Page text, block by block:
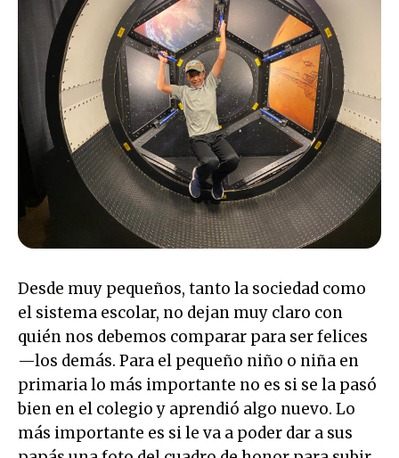
Desde muy pequeños, tanto la sociedad como
el sistema escolar, no dejan muy claro con
quién nos debemos comparar para ser felices
—los demás. Para el pequeño niño o niña en
primaria lo más importante no es si se la pasó
bien en el colegio y aprendió algo nuevo. Lo
más importante es si le va a poder dar a sus